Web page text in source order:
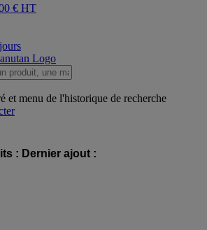
€ HT
et menu de l'historique de recherche
: Dernier ajout :